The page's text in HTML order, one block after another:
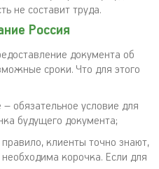
не составит труда.
Россия
документа об
сроки. Что для этого
обязательное условие для
будущего документа;
клиенты точно знают,
корочка. Если для